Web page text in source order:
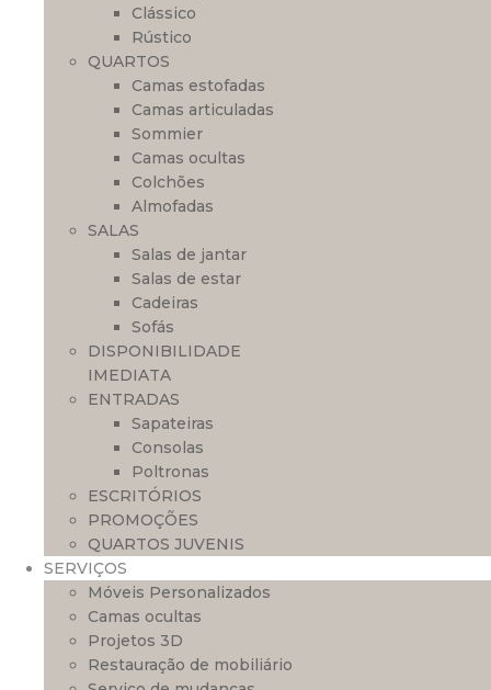
Clássico
Rústico
QUARTOS
Camas estofadas
Camas articuladas
Sommier
Camas ocultas
Colchões
Almofadas
SALAS
Salas de jantar
Salas de estar
Cadeiras
Sofás
DISPONIBILIDADE
IMEDIATA
ENTRADAS
Sapateiras
Consolas
Poltronas
ESCRITÓRIOS
PROMOÇÕES
QUARTOS JUVENIS
SERVIÇOS
Móveis Personalizados
Camas ocultas
Projetos 3D
Restauração de mobiliário